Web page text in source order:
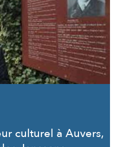
culturel à Auvers,